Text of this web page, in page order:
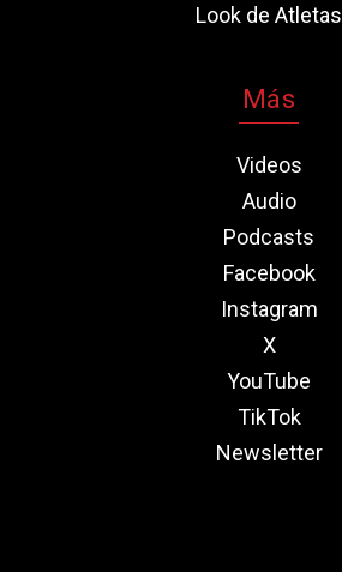
Look de Atletas
Más
Videos
Audio
Podcasts
Facebook
Instagram
X
YouTube
TikTok
Newsletter